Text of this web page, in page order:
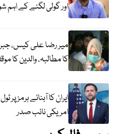
اور گولی لگنے کے اہم
میر رضا علی کیس،
کا مطالبہ، والدین کا
ایران کا آبنائے ہرمز پر
امریکی نائب صدر